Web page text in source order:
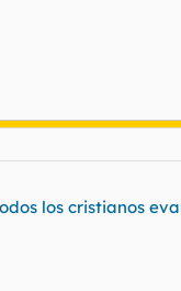
los cristianos